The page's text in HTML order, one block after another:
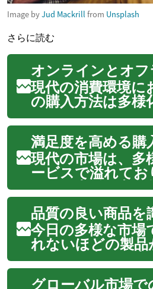
Image byJud Mackrill from Unsplash
さらに読む
現代の消費環境に
の購入方法は多様
す。オンライン
の利便性と、実店
インショッピン
体験は、それぞれ
消費者に提供して
ノロジーの進化と
イルの変化に伴い
満足度を高める購
現代の市場は、多
ービスで溢れてお
日々の生活の中で
機会に直面してい
らの選択は、単な
超え、個人の満足
に深く影響を与え
購買行動は、経済
でなく、心理...
品質の良い商品を
今日の多様な市場
れないほどの製品
り、その中から真
ものを見極めるこ
グローバル市場で